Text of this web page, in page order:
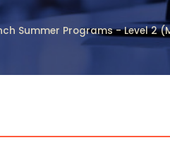
Summer Programs - Level 2